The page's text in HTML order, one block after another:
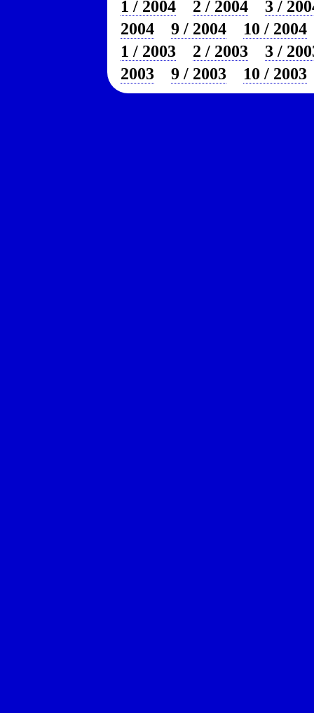
1 / 2004 2 / 2004
3 /
2004
9 / 2004
10 / 2004
1 / 2003
2 / 2003
3 /
2003
9 / 2003 10 / 2003